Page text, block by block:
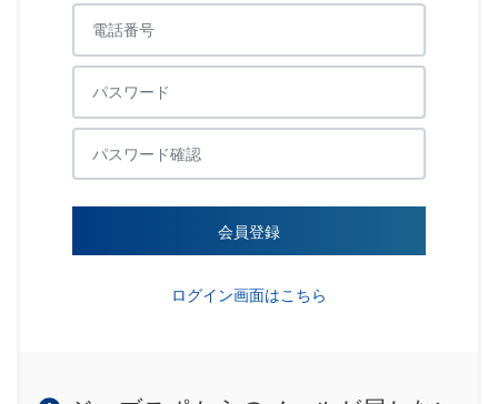
会員登録
ログイン画面はこちら